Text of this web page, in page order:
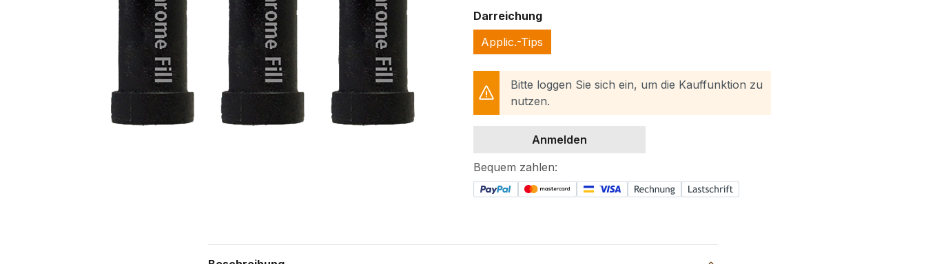
Darreichungauswählen
Applic.-Tips
Bitte loggen Sie sich ein, um die Kauffunktion zu
nutzen.
Anmelden
Bequem zahlen: